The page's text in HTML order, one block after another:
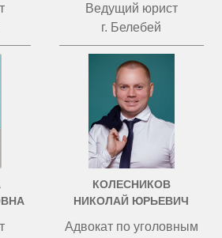
Ведущий юрист
г. Белебей
КОЛЕСНИКОВ
НИКОЛАЙ ЮРЬЕВИЧ
Адвокат по уголовным